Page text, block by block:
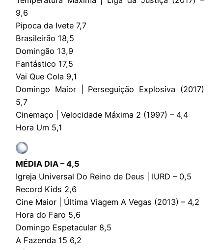
9,6
Pipoca da Ivete 7,7
Brasileirão 18,5
Domingão 13,9
Fantástico 17,5
Vai Que Cola 9,1
Domingo Maior | Perseguição Explosiva (2017)
5,7
Cinemaço | Velocidade Máxima 2 (1997) – 4,4
Hora Um 5,1
MÉDIA DIA – 4,5
Igreja Universal Do Reino de Deus | IURD – 0,5
Record Kids 2,6
Cine Maior | Última Viagem A Vegas (2013) – 4,2
Hora do Faro 5,6
Domingo Espetacular 8,5
A Fazenda 15 6,2